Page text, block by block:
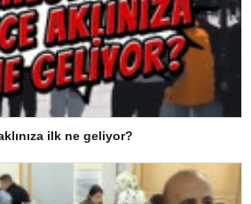
ilk ne geliyor?